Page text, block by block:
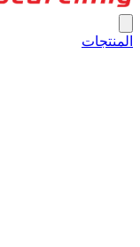
المنتجات